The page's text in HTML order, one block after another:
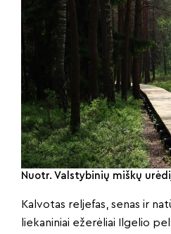
Nuotr. Valstybinių miškų
Kalvotas reljefas, senas ir
liekaniniai ežerėliai Ilgelio